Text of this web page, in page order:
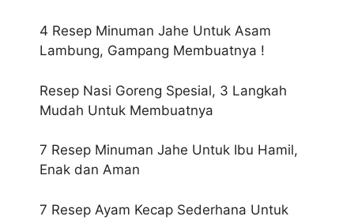
4 Resep Minuman Jahe Untuk Asam
Lambung, Gampang Membuatnya !
Resep Nasi Goreng Spesial, 3 Langkah
Mudah Untuk Membuatnya
7 Resep Minuman Jahe Untuk Ibu Hamil,
Enak dan Aman
7 Resep Ayam Kecap Sederhana Untuk